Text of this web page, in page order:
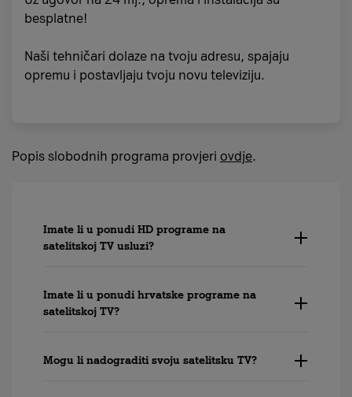
besplatne!
Naši tehničari dolaze na tvoju adresu, spajaju
opremu i postavljaju tvoju novu televiziju.
Popis slobodnih programa provjeri ovdje.
Imate li u ponudi HD programe na
satelitskoj TV usluzi?
Imate li u ponudi hrvatske programe na
satelitskoj TV?
Mogu li nadograditi svoju satelitsku TV?